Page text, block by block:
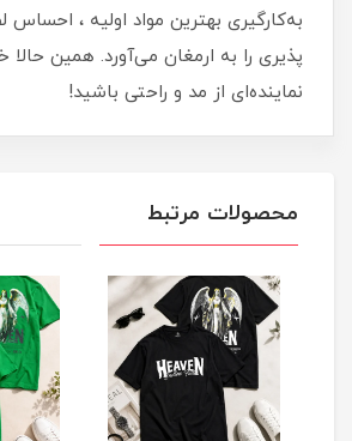
به‌کارگیری بهترین مواد اولیه ،
پذیری را به ارمغان می‌آورد. همین حالا
نماینده‌ای از مد و راحتی باشید!
محصولات مرتبط